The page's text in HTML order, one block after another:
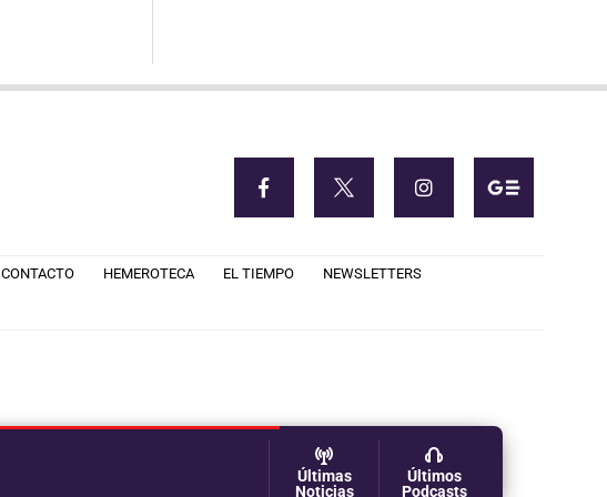
Últimas
Noticias
Últimos
Podcasts
CONTACTO HEMEROTECA EL TIEMPO NEWSLETTERS